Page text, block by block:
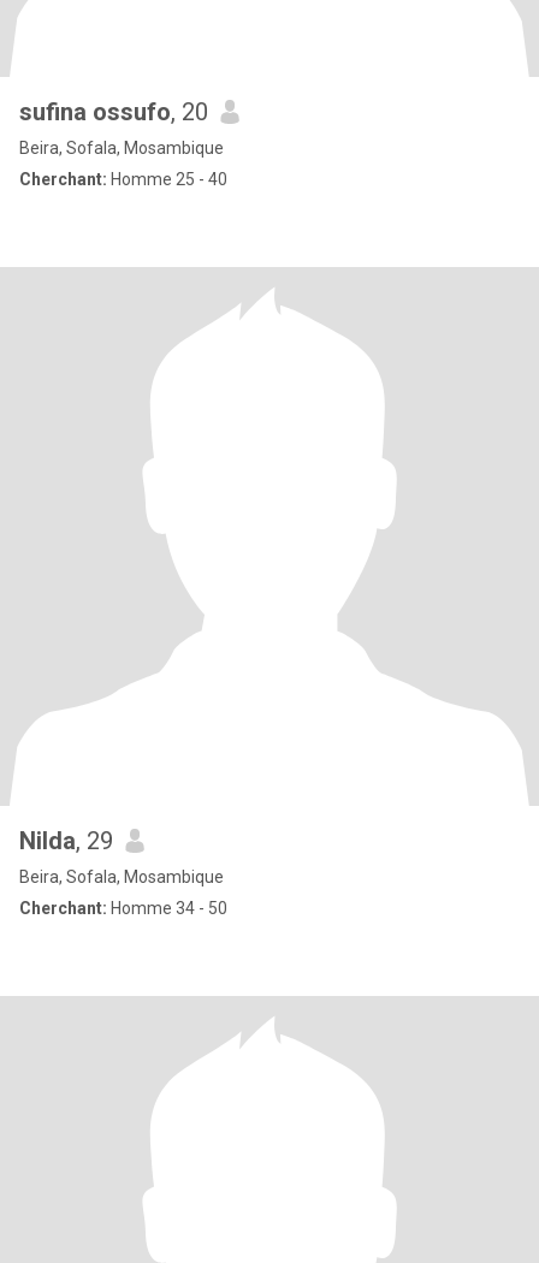
sufina ossufo, 20
Beira, Sofala, Mosambique
Cherchant: Homme 25 - 40
Nilda, 29
Beira, Sofala, Mosambique
Cherchant: Homme 34 - 50